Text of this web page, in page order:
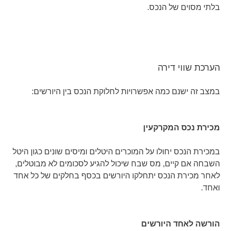
בלתי מסוים של הנכס.
הערכת שווי דירה
במצב זה ישנם כמה אפשרויות לחלוקת הנכס בין היורשים:
מכירת נכס המקרקעין
במכירת הנכס יחולו על המוכרים היטלים ומיסים שונים כגון היטל
השבחה אם קיים, מס שבח שיכול להגיע לסכומים לא מבוטלים,
לאחר מכירת הנכס יתחלקו היורשים בכסף בחלקים של כל אחד
ואחד.
הורשה לאחד היורשים